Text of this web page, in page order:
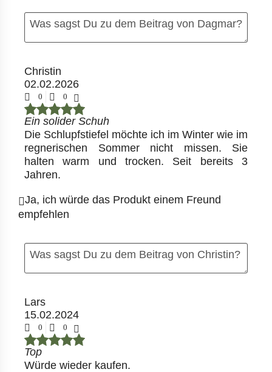
Christin
02.02.2026
0 0
Ein solider Schuh
Die Schlupfstiefel möchte ich im Winter wie im
regnerischen Sommer nicht missen. Sie
halten warm und trocken. Seit bereits 3
Jahren.
Ja, ich würde das Produkt einem Freund
empfehlen
Lars
15.02.2024
0 0
Top
Würde wieder kaufen.